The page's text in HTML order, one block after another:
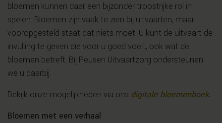
bloemen kunnen daar een bijzonder troostrijke rol in
spelen. Bloemen zijn vaak te zien bij uitvaarten, maar
vooropgesteld staat dat niets moet. U kunt de uitvaart de
invulling te geven die voor u goed voelt, ook wat de
bloemen betreft. Bij Peusen Uitvaartzorg ondersteunen
we u daarbij.
Bekijk onze mogelijkheden via ons digitale bloemenboek.
Bloemen met een verhaal